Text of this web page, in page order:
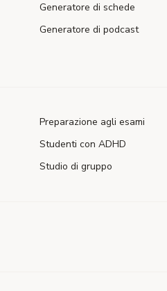
Generatore di schede
Generatore di podcast
Preparazione agli esami
Studenti con ADHD
Studio di gruppo